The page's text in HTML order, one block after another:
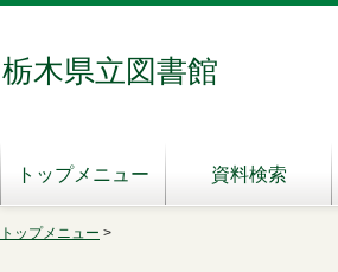
栃木県立図書館
トップメニュー 資料検索
トップメニュー >